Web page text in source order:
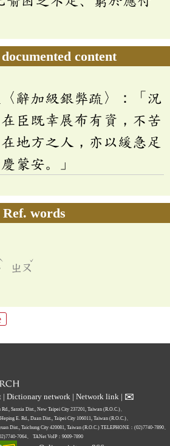
content
辭加級銀弊疏〉：「況
臣既幸展布有資，不苦
地方之人，亦以緩急足
蒙安。」
Ref. words
ˋ
ㄓㄡ
ˇ
Dictionary network Network link ✉
Sanxia Dist., New Taipei City 237201, Taiwan (R.O.C.)、
E. Rd., Daan Dist., Taipei City 106011, Taiwan (R.O.C.)、
Dist., Taichung City 420081, Taiwan (R.O.C.) TELEPHONE：(02)7740-7890、
7064、
TANet VoIP：9009-7890